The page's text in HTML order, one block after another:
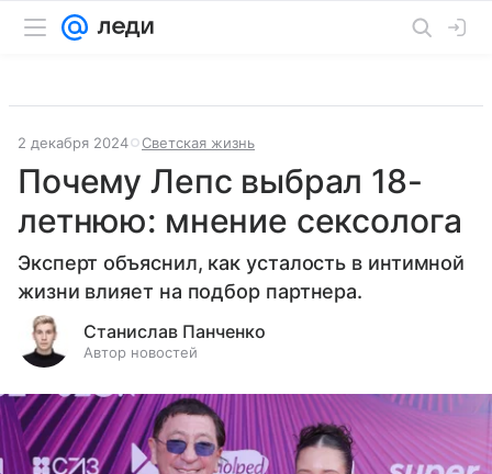
2 декабря 2024 Светская жизнь
Почему Лепс выбрал 18-
летнюю: мнение сексолога
Эксперт объяснил, как усталость в интимной
жизни влияет на подбор партнера.
Станислав Панченко
Автор новостей